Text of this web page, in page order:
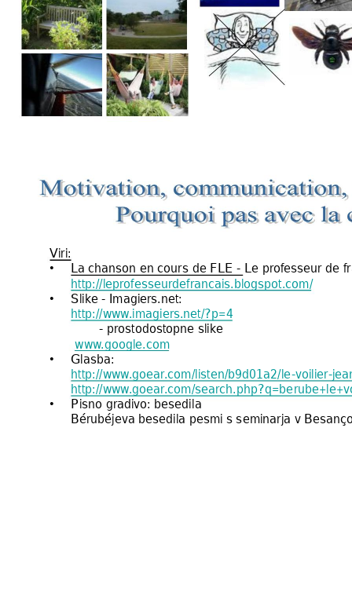
Viri:
• La chanson en cours de FLE - Le professeur de
http://leprofesseurdefrancais.blogspot.com/
• Slike - Imagiers.net:
http://www.imagiers.net/?p=4
- prostodostopne slike
www.google.com
• Glasba:
http://www.goear.com/listen/b9d01a2/le-voilier-
http://www.goear.com/search.php?q=be
• Pisno gradivo: besedila
Bérubéjeva besedila pesmi s seminarja v Besan